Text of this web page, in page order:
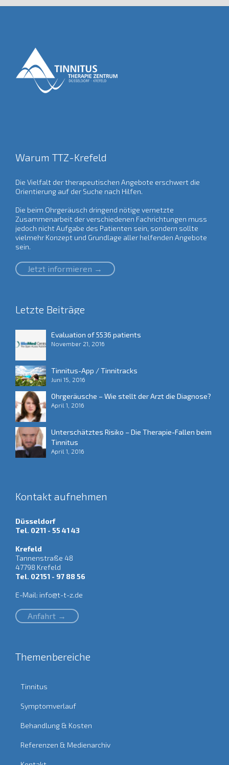
Warum TTZ-Krefeld
Die Vielfalt der therapeutischen Angebote erschwert die
Orientierung auf der Suche nach Hilfen.
Die beim Ohrgeräusch dringend nötige vernetzte
Zusammenarbeit der verschiedenen Fachrichtungen muss
jedoch nicht Aufgabe des Patienten sein, sondern sollte
vielmehr Konzept und Grundlage aller helfenden Angebote
sein.
Jetzt informieren →
Letzte Beiträge
Evaluation of 5536 patients
November 21, 2016
Tinnitus-App / Tinnitracks
Juni 15, 2016
Ohrgeräusche – Wie stellt der Arzt die Diagnose?
April 1, 2016
Unterschätztes Risiko – Die Therapie-Fallen beim
Tinnitus
April 1, 2016
Kontakt aufnehmen
Düsseldorf
Tel. 0211 - 55 41 43
Krefeld
Tannenstraße 48
47798 Krefeld
Tel. 02151 - 97 88 56
E-Mail: info@t-t-z.de
Anfahrt →
Themenbereiche
Tinnitus
Symptomverlauf
Behandlung & Kosten
Referenzen & Medienarchiv